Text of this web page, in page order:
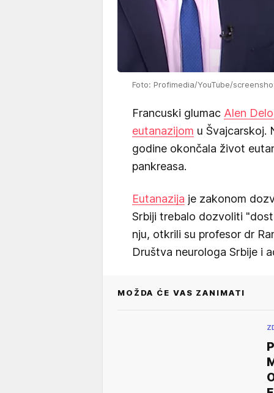
Foto: Profimedia/YouTube/
Francuski glumac Alen
eutanazijom u Švajcarskoj.
godine okončala život
pankreasa.
Eutanazija je zakonom
Srbiji trebalo dozvoliti
nju, otkrili su profesor dr
Društva neurologa Srbije i
MOŽDA ĆE VAS ZANIMATI